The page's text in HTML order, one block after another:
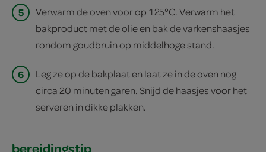
5
Verwarm de oven voor op 125°C. Verwarm het
bakproduct met de olie en bak de varkenshaasjes
rondom goudbruin op middelhoge stand.
6
Leg ze op de bakplaat en laat ze in de oven nog
circa 20 minuten garen. Snijd de haasjes voor het
serveren in dikke plakken.
bereidingstip